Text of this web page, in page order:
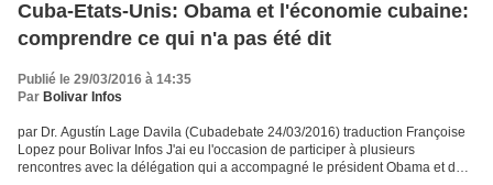
Cuba-Etats-Unis: Obama et l'économie cubaine:
comprendre ce qui n'a pas été dit
Publié le 29/03/2016 à 14:35
Par Bolivar Infos
par Dr. Agustín Lage Davila (Cubadebate 24/03/2016) traduction Françoise
Lopez pour Bolivar Infos J'ai eu l'occasion de participer à plusieurs
rencontres avec la délégation qui a accompagné le président Obama et de